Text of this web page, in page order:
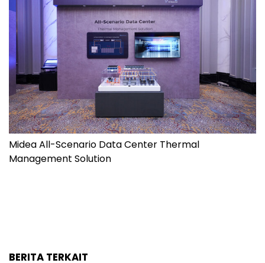
Midea All-Scenario Data Center Thermal
Management Solution
BERITA TERKAIT